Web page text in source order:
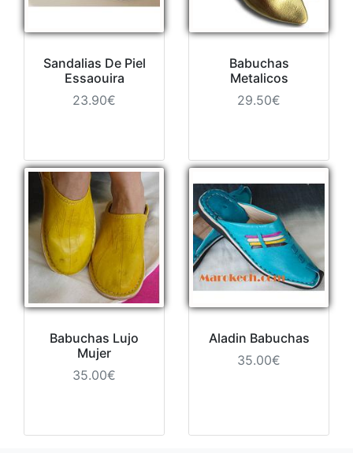
Sandalias De Piel
Essaouira
23.90€
Babuchas
Metalicos
29.50€
Babuchas Lujo
Mujer
35.00€
Aladin Babuchas
35.00€